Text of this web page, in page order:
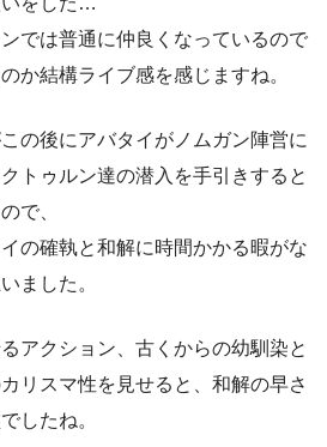
では普通に仲良くなっているので
か結構ライブ感を感じますね。
の後にアバタイがノムガン陣営に
トゥルン達の潜入を手引きすると
で、
の確執と和解に時間かかる暇がな
ました。
アクション、古くからの幼馴染と
リスマ性を見せると、和解の早さ
したね。